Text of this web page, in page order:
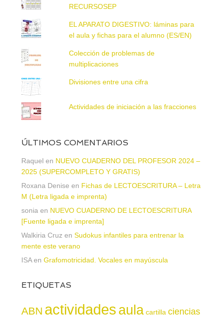
RECURSOSEP
EL APARATO DIGESTIVO: láminas para
el aula y fichas para el alumno (ES/EN)
Colección de problemas de
multiplicaciones
Divisiones entre una cifra
Actividades de iniciación a las fracciones
ÚLTIMOS COMENTARIOS
Raquel en NUEVO CUADERNO DEL PROFESOR 2024 –
2025 (SUPERCOMPLETO Y GRATIS)
Roxana Denise en Fichas de LECTOESCRITURA – Letra
M (Letra ligada e imprenta)
sonia en NUEVO CUADERNO DE LECTOESCRITURA
[Fuente ligada e imprenta]
Walkiria Cruz en Sudokus infantiles para entrenar la
mente este verano
ISAen Grafomotricidad. Vocales en mayúscula
ETIQUETAS
ABN actividadesaula cartilla ciencias